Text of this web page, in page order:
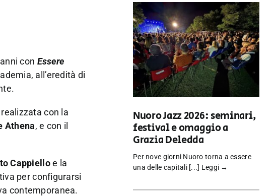
con Essere
all’eredità di
con la
Athena, e con il
Cappielloe la
per configurarsi
contemporanea.
Nuoro Jazz 2026: seminari,
festival e omaggio a
Grazia Deledda
Per nove giorni Nuoro torna a essere
una delle capitali [...] Leggi →